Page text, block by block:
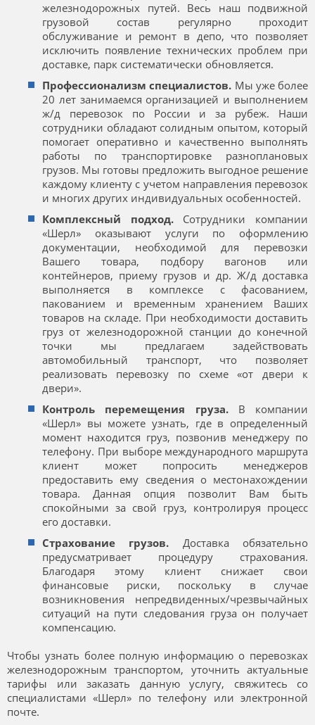
железнодорожных путей. Весь наш подвижной
грузовой состав регулярно проходит
обслуживание и ремонт в депо, что позволяет
исключить появление технических проблем при
доставке, парк систематически обновляется.
Профессионализм специалистов. Мы уже более
20 лет занимаемся организацией и выполнением
ж/д перевозок по России и за рубеж. Наши
сотрудники обладают солидным опытом, который
помогает оперативно и качественно выполнять
работы по транспортировке разноплановых
грузов. Мы готовы предложить выгодное решение
каждому клиенту с учетом направления перевозок
и многих других индивидуальных особенностей.
Комплексный подход.Сотрудники компании
«Шерл» оказывают услуги по оформлению
документации, необходимой для перевозки
Вашего товара, подбору вагонов или
контейнеров, приему грузов и др. Ж/д доставка
выполняется в комплексе с фасованием,
пакованием и временным хранением Ваших
товаров на складе. При необходимости доставить
груз от железнодорожной станции до конечной
точки мы предлагаем задействовать
автомобильный транспорт, что позволяет
реализовать перевозку по схеме «от двери к
двери».
Контроль перемещения груза.В компании
«Шерл» вы можете узнать, где в определенный
момент находится груз, позвонив менеджеру по
телефону. При выборе международного маршрута
клиент может попросить менеджеров
предоставить ему сведения о местонахождении
товара. Данная опция позволит Вам быть
спокойными за свой груз, контролируя процесс
его доставки.
Страхование грузов. Доставка обязательно
предусматривает процедуру страхования.
Благодаря этому клиент снижает свои
финансовые риски, поскольку в случае
возникновения непредвиденных/чрезвычайных
ситуаций на пути следования груза он получает
компенсацию.
Чтобы узнать более полную информацию о перевозках
железнодорожным транспортом, уточнить актуальные
тарифы или заказать данную услугу, свяжитесь со
специалистами «Шерл» по телефону или электронной
почте.